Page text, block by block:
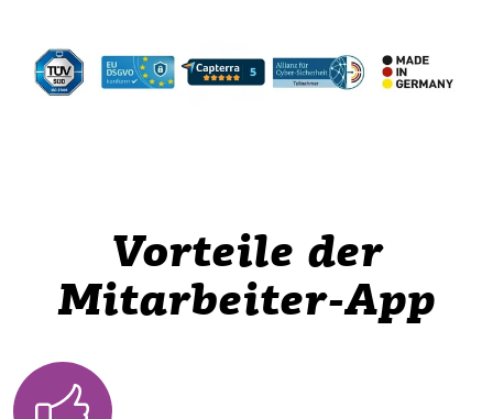
Vorteile der
Mitarbeiter-App